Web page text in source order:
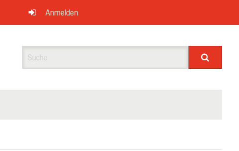
Anmelden